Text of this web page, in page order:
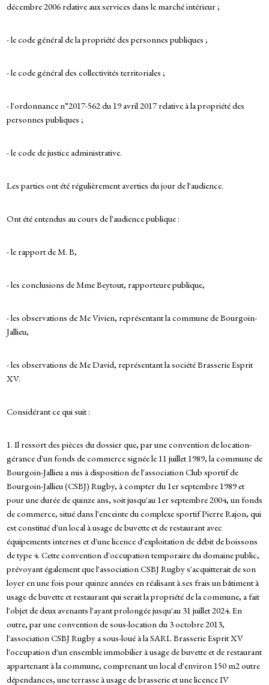
décembre 2006 relative aux services dans le marché intérieur ;
- le code général de la propriété des personnes publiques ;
- le code général des collectivités territoriales ;
- l'ordonnance n°2017-562 du 19 avril 2017 relative à la propriété des
personnes publiques ;
- le code de justice administrative.
Les parties ont été régulièrement averties du jour de l'audience.
Ont été entendus au cours de l'audience publique :
- le rapport de M. B,
- les conclusions de Mme Beytout, rapporteure publique,
- les observations de Me Vivien, représentant la commune de Bourgoin-
Jallieu,
- les observations de Me David, représentant la société Brasserie Esprit
XV.
Considérant ce qui suit :
1. Il ressort des pièces du dossier que, par une convention de location-
gérance d'un fonds de commerce signée le 11 juillet 1989, la commune de
Bourgoin-Jallieu a mis à disposition de l'association Club sportif de
Bourgoin-Jallieu (CSBJ) Rugby, à compter du 1er septembre 1989 et
pour une durée de quinze ans, soit jusqu'au 1er septembre 2004, un fonds
de commerce, situé dans l'enceinte du complexe sportif Pierre Rajon, qui
est constitué d'un local à usage de buvette et de restaurant avec
équipements internes et d'une licence d'exploitation de débit de boissons
de type 4. Cette convention d'occupation temporaire du domaine public,
prévoyant également que l'association CSBJ Rugby s'acquitterait de son
loyer en une fois pour quinze années en réalisant à ses frais un bâtiment à
usage de buvette et restaurant qui serait la propriété de la commune, a fait
l'objet de deux avenants l'ayant prolongée jusqu'au 31 juillet 2024. En
outre, par une convention de sous-location du 3 octobre 2013,
l'association CSBJ Rugby a sous-loué à la SARL Brasserie Esprit XV
l'occupation d'un ensemble immobilier à usage de buvette et de restaurant
appartenant à la commune, comprenant un local d'environ 150 m2 outre
dépendances, une terrasse à usage de brasserie et une licence IV